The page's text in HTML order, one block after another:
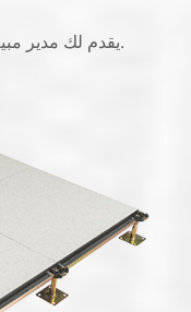
يقدم لك مدير مبيعات محترف خدمة سريعة.